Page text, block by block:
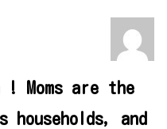
! Moms are the
households, and